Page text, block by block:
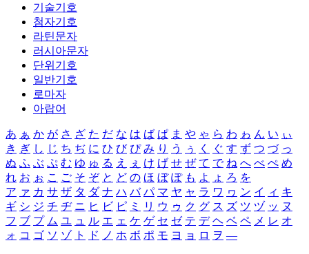
기술기호
첨자기호
라틴문자
러시아문자
단위기호
일반기호
로마자
아랍어
あ ぁ か が さ ざ た だ な は ば ぱ ま や ゃ ら わ ゎ ん い ぃ
き ぎ し じ ち ぢ に ひ び ぴ み り う ぅ く ぐ す ず つ づ っ
ぬ ふ ぶ ぷ む ゆ ゅ る え ぇ け げ せ ぜ て で ね へ べ ぺ め
れ お ぉ こ ご そ ぞ と ど の ほ ぼ ぽ も よ ょ ろ を
ア ァ カ サ ザ タ ダ ナ ハ バ パ マ ヤ ャ ラ ワ ヮ ン イ ィ キ
ギ シ ジ チ ヂ ニ ヒ ビ ピ ミ リ ウ ゥ ク グ ス ズ ツ ヅ ッ ヌ
フ ブ プ ム ユ ュ ル エ ェ ケ ゲ セ ゼ テ デ ヘ ベ ペ メ レ オ
ォ コ ゴ ソ ゾ ト ド ノ ホ ボ ポ モ ヨ ョ ロ ヲ ―